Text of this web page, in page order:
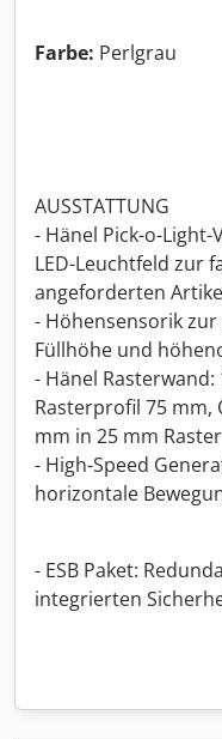
Farbe: Perlgrau
AUSSTATTUNG
- Hänel Pick-o-Light-
LED-Leuchtfeld zur
angeforderten
- Höhensensorik
Füllhöhe und
- Hänel
Rasterprofil 75 mm,
mm in 25 mm Raster
- High-Speed
horizontale
- ESB Paket:
integrierten